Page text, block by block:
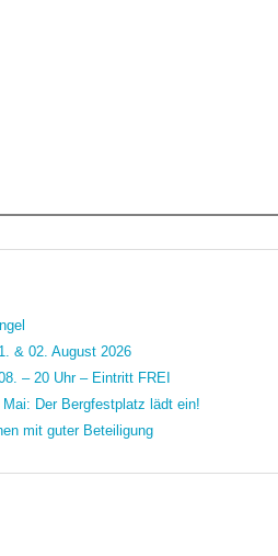
& 02. August 2026
– 20 Uhr – Eintritt FREI
Der Bergfestplatz lädt ein!
mit guter Beteiligung